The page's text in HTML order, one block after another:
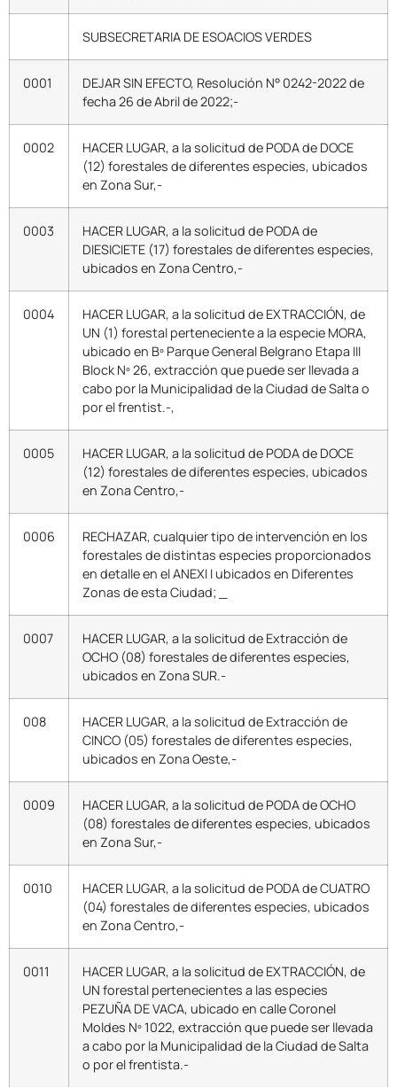
SUBSECRETARIA DE ESOACIOS VERDES
0001
DEJAR SIN EFECTO, Resolución N° 0242-2022 de
fecha 26 de Abril de 2022;-
0002
HACER LUGAR, a la solicitud de PODA de DOCE
(12) forestales de diferentes especies, ubicados
en Zona Sur,-
0003
HACER LUGAR, a la solicitud de PODA de
DIESICIETE (17) forestales de diferentes especies,
ubicados en Zona Centro,-
0004
HACER LUGAR, a la solicitud de EXTRACCIÓN, de
UN (1) forestal perteneciente a la especie MORA,
ubicado en Bº Parque General Belgrano Etapa III
Block Nº 26, extracción que puede ser llevada a
cabo por la Municipalidad de la Ciudad de Salta o
por el frentist.-,
0005
HACER LUGAR, a la solicitud de PODA de DOCE
(12) forestales de diferentes especies, ubicados
en Zona Centro,-
0006
RECHAZAR, cualquier tipo de intervención en los
forestales de distintas especies proporcionados
en detalle en el ANEXI I ubicados en Diferentes
Zonas de esta Ciudad; _
0007
HACER LUGAR, a la solicitud de Extracción de
OCHO (08) forestales de diferentes especies,
ubicados en Zona SUR.-
008
HACER LUGAR, a la solicitud de Extracción de
CINCO (05) forestales de diferentes especies,
ubicados en Zona Oeste,-
0009
HACER LUGAR, a la solicitud de PODA de OCHO
(08) forestales de diferentes especies, ubicados
en Zona Sur,-
0010
HACER LUGAR, a la solicitud de PODA de CUATRO
(04) forestales de diferentes especies, ubicados
en Zona Centro,-
0011
HACER LUGAR, a la solicitud de EXTRACCIÓN, de
UN forestal pertenecientes a las especies
PEZUÑA DE VACA, ubicado en calle Coronel
Moldes Nº 1022, extracción que puede ser llevada
a cabo por la Municipalidad de la Ciudad de Salta
o por el frentista.-